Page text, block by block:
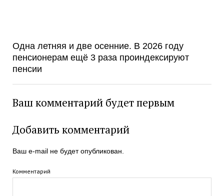
Одна летняя и две осенние. В 2026 году
пенсионерам ещё 3 раза проиндексируют
пенсии
Ваш комментарий будет первым
Добавить комментарий
Ваш e-mail не будет опубликован.
Комментарий